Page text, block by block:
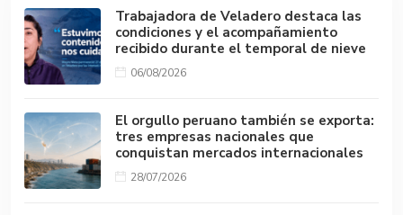
Trabajadora de Veladero destaca las
condiciones y el acompañamiento
recibido durante el temporal de nieve
06/08/2026
El orgullo peruano también se exporta:
tres empresas nacionales que
conquistan mercados internacionales
28/07/2026